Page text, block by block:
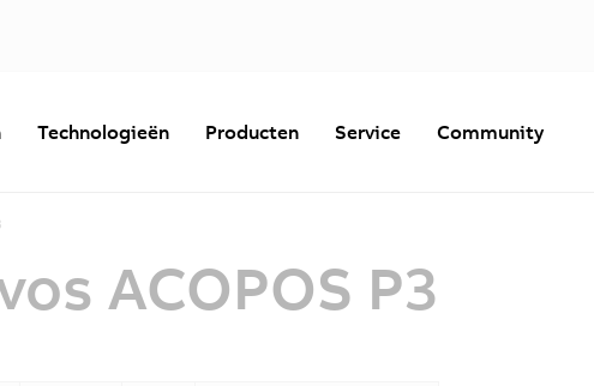
Technologieën Producten Service Community
ACOPOS P3